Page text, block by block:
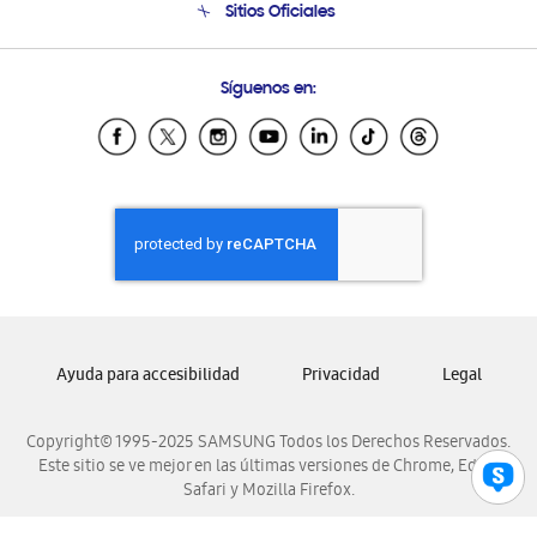
Soporte vía eMail
Sitios Oficiales
Samsung Ecuador
Samsung El Salvador
Samsung Honduras
Samsung Nicaragua
Samsung Panamá
Samsung Venezuela
Síguenos en:
Copyright© 1995-2025 SAMSUNG Todos los Derechos Reservados.
Este sitio se ve mejor en las últimas versiones de Chrome, Edge,
Safari y Mozilla Firefox.
Ayuda para accesibilidad Privacidad Legal